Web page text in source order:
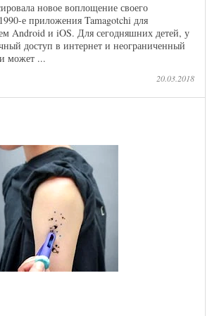
новое воплощение своего
е приложения Tamagotchi для
Android и iOS. Для сегодняшних детей, у
доступ в интернет и неограниченный
может ...
20.03.2018